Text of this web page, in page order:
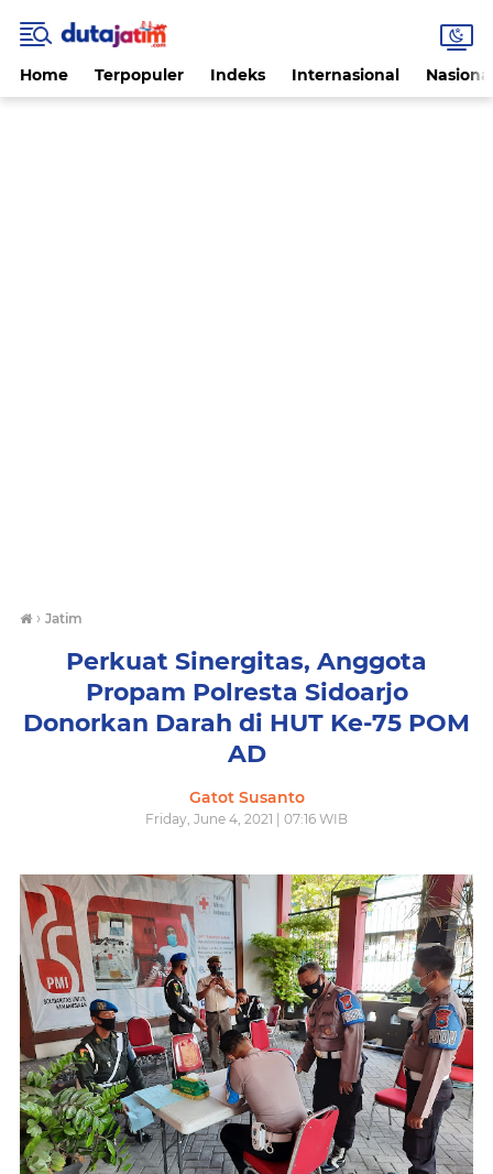
Home Terpopuler Indeks Internasional
› Jatim
Perkuat Sinergitas, Anggota
Propam Polresta Sidoarjo
Donorkan Darah di HUT Ke-75 POM
AD
Gatot Susanto
Friday, June 4, 2021 | 07:16 WIB